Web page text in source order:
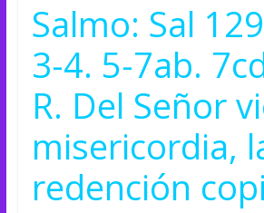
Salmo: Sal
3-4. 5-7ab.
R. Del Señor
misericordia,
redención